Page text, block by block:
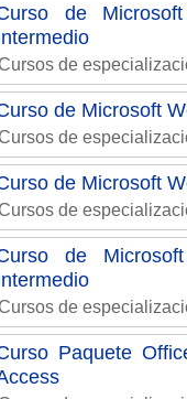
de
de
de Microsoft
de
de Microsoft
de
de
de
Paquete